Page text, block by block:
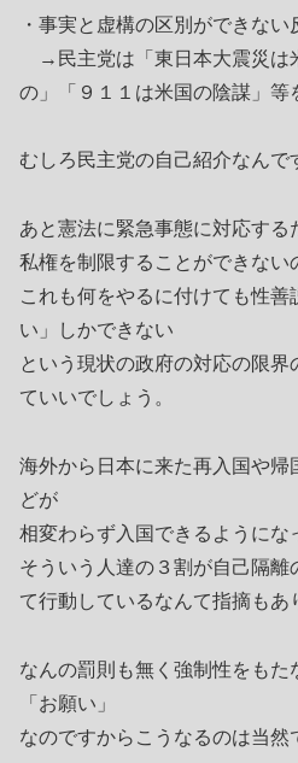
・事実と虚構の区別ができない
→民主党は「東日本大震災は
の」「９１１は米国の陰謀」等
むしろ民主党の自己紹介なんで
あと憲法に緊急事態に対応する
私権を制限することができない
これも何をやるに付けても性
い」しかできない
という現状の政府の対応の限界
ていいでしょう。
海外から日本に来た再入国や帰
どが
相変わらず入国できるようにな
そういう人達の３割が自己隔離
て行動しているなんて指摘もあ
なんの罰則も無く強制性をもた
「お願い」
なのですからこうなるのは当然